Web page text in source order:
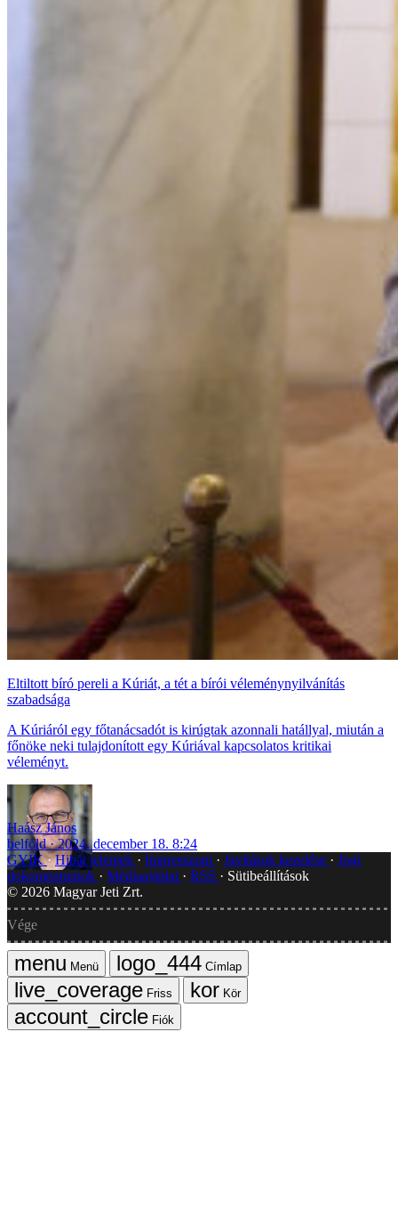
Eltiltott bíró pereli a Kúriát, a tét a bírói véleménynyilvánítás
szabadsága
A Kúriáról egy főtanácsadót is kirúgtak azonnali hatállyal, miután a
főnöke neki tulajdonított egy Kúriával kapcsolatos kritikai
véleményt.
Haász János
belföld
2024. december 18. 8:24
GYIK Hibát jelentek Impresszum Javítások kezelése
Jogi
dokumentumok
Médiaajánlat RSS
Sütibeállítások
© 2026 Magyar Jeti Zrt.
Vége
Menü
Címlap
Friss
Kör
Fiók